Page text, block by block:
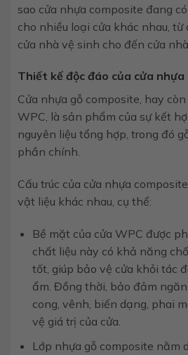
sao cửa nhựa composite đang
cho nhiều loại cửa khác nhau,
cửa nhà vệ sinh cho đến cửa
Thiết kế độc đáo của cửa
Cửa nhựa gỗ composite, hay
WPC, là sản phẩm của sự kết
nguyên liệu tổng hợp, trong đó
phần chính.
Cấu trúc của cửa nhựa
vật liệu khác nhau, cụ thể:
Bề mặt của cửa WPC được
chất liệu này có khả năng
tốt, giúp bảo vệ cửa khỏi tác
ẩm. Đồng thời, bảo đảm
cong, vênh, biến dạng, phai
vệ giá trị của cửa.
Lớp nhựa gỗ composite nằm